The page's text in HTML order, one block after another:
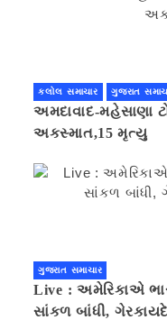
કલોલ સમાચાર ગુજરાત
અમદાવાદ-મહેસાણા
અકસ્માત,15 મૃત્યુ
ગુજરાત સમાચાર
Live : અમેરિકાએ
સાંકળ બાંધી,